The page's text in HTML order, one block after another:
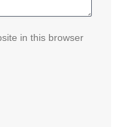
in this browser